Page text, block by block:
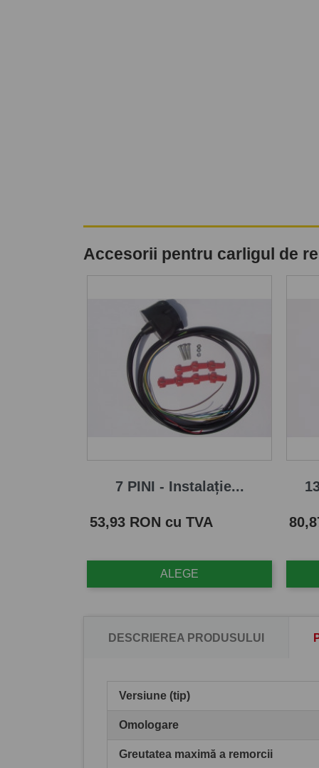
Accesorii pentru carligul de
7 PINI - Instalație...
Pret
53,93 RON cu TVA
ALEGE
Pret
DESCRIEREA PRODUSULUI
Versiune (tip)
Omologare
Greutatea maximă a remorcii